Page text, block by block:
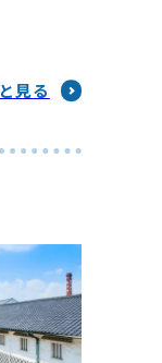
見る